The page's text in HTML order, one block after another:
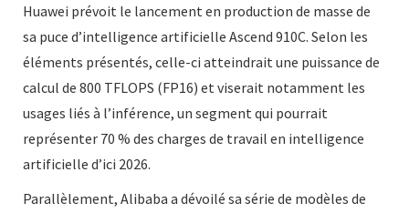
Huawei prévoit le lancement en production de masse de
sa puce d’intelligence artificielle Ascend 910C. Selon les
éléments présentés, celle-ci atteindrait une puissance de
calcul de 800 TFLOPS (FP16) et viserait notamment les
usages liés à l’inférence, un segment qui pourrait
représenter 70 % des charges de travail en intelligence
artificielle d’ici 2026.
Parallèlement, Alibaba a dévoilé sa série de modèles de